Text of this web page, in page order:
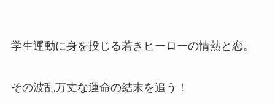
学生運動に身を投じる若きヒーローの情熱と恋。
その波乱万丈な運命の結末を追う！